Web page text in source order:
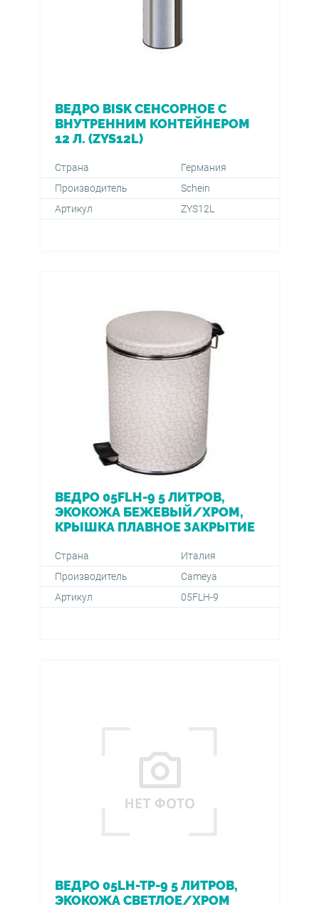
ВЕДРО BISK СЕНСОРНОЕ С
ВНУТРЕННИМ КОНТЕЙНЕРОМ
12 Л. (ZYS12L)
Страна
Германия
Производитель
Schein
Артикул
ZYS12L
ВЕДРО 05FLH-9 5 ЛИТРОВ,
ЭКОКОЖА БЕЖЕВЫЙ/ХРОМ,
КРЫШКА ПЛАВНОЕ ЗАКРЫТИЕ
Страна
Италия
Производитель
Cameya
Артикул
05FLH-9
ВЕДРО 05LH-TP-9 5 ЛИТРОВ,
ЭКОКОЖА СВЕТЛОЕ/ХРОМ